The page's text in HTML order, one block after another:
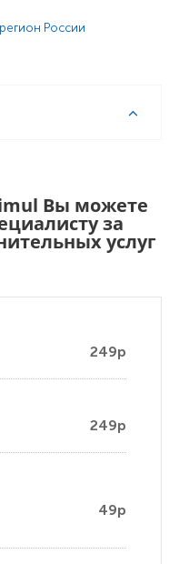
России
Вы можете
за
услуг
249р
249р
49р